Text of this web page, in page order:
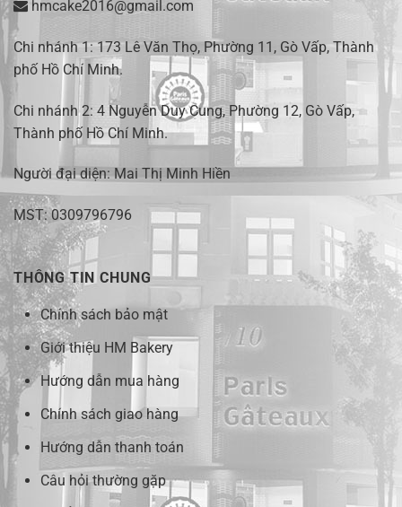
hmcake2016@gmail.com
Chi nhánh 1:173 Lê Văn Thọ, Phường 11, Gò Vấp, Thành
phố Hồ Chí Minh.
Chi nhánh 2: 4 Nguyễn Duy Cung, Phường 12, Gò Vấp,
Thành phố Hồ Chí Minh.
Người đại diện: Mai Thị Minh Hiền
MST: 0309796796
THÔNG TIN CHUNG
Chính sách bảo mật
Giới thiệu HM Bakery
Hướng dẫn mua hàng
Chính sách giao hàng
Hướng dẫn thanh toán
Câu hỏi thường gặp